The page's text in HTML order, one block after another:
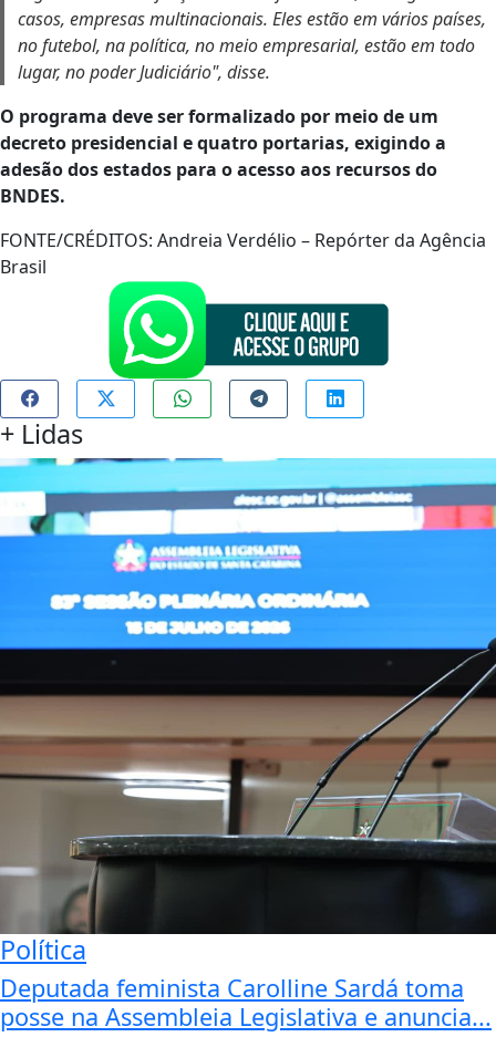
casos, empresas multinacionais. Eles estão em vários países,
no futebol, na política, no meio empresarial, estão em todo
lugar, no poder Judiciário", disse.
O programa deve ser formalizado por meio de um
decreto presidencial e quatro portarias, exigindo a
adesão dos estados para o acesso aos recursos do
BNDES.
FONTE/CRÉDITOS: Andreia Verdélio – Repórter da Agência
Brasil
+ Lidas
Política
Deputada feminista Carolline Sardá toma
posse na Assembleia Legislativa e anuncia...